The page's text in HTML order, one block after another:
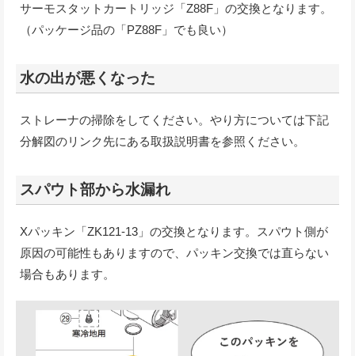
サーモスタットカートリッジ「Z88F」の交換となります。
（パッケージ品の「PZ88F」でも良い）
水の出が悪くなった
ストレーナの掃除をしてください。やり方については下記
分解図のリンク先にある取扱説明書を参照ください。
スパウト部から水漏れ
Xパッキン「ZK121-13」の交換となります。スパウト側が
原因の可能性もありますので、パッキン交換では直らない
場合もあります。